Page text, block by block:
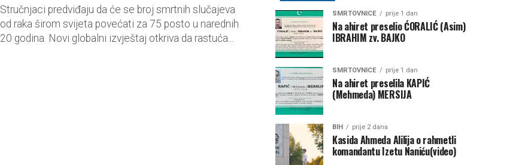
Stručnjaci predviđaju da će se broj smrtnih slučajeva
od raka širom svijeta povećati za 75 posto u narednih
20 godina. Novi globalni izvještaj otkriva da rastuća...
SMRTOVNICE prije 1 dan
Na ahiret preselio ĆORALIĆ (Asim)
IBRAHIM zv. BAJKO
SMRTOVNICE prije 1 dan
Na ahiret preselila KAPIĆ
(Mehmeda) MERSIJA
BIH prije 2 dana
Kasida Ahmeda Alilija o rahmetli
komandantu Izetu Naniću(video)